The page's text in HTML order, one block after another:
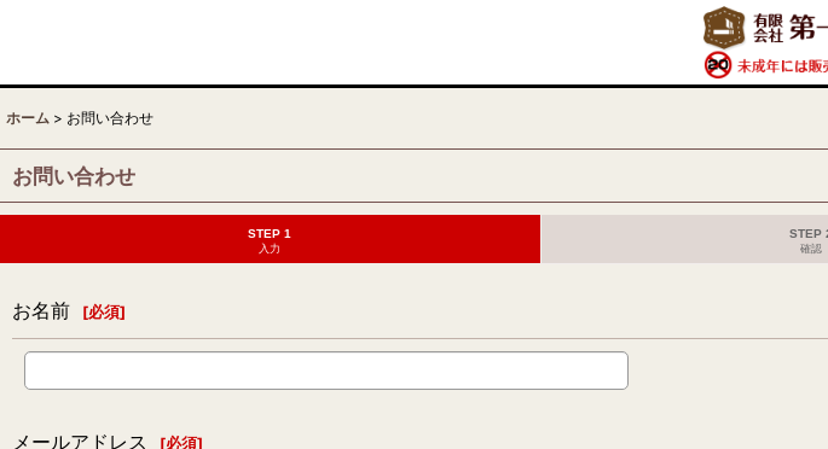
ホーム > お問い合わせ
お問い合わせ
STEP 1
入力
STEP
確認
お名前 [必須]
メールアドレス [必須]